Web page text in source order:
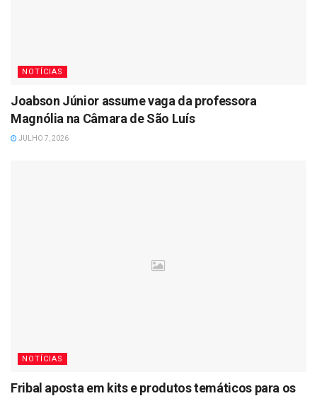
NOTÍCIAS
Joabson Júnior assume vaga da professora
Magnólia na Câmara de São Luís
JULHO 7, 2026
NOTÍCIAS
Fribal aposta em kits e produtos temáticos para os